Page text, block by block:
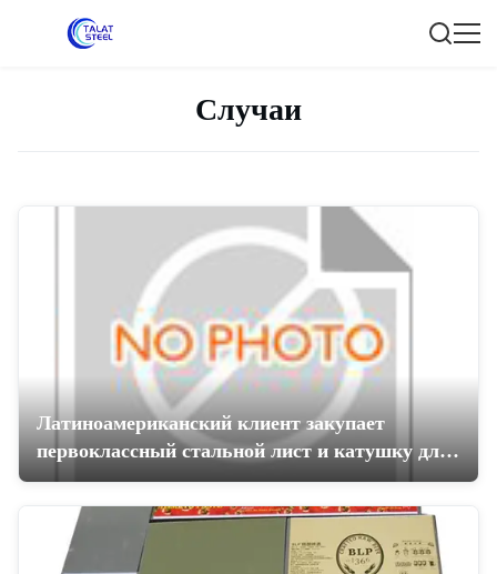
Случаи
Латиноамериканский клиент закупает
первоклассный стальной лист и катушку для
производства консервных банок